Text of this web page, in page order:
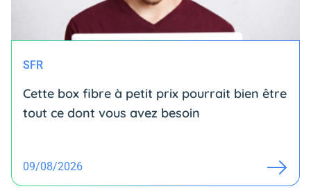
SFR
Cette box fibre à petit prix pourrait bien être
tout ce dont vous avez besoin
09/08/2026